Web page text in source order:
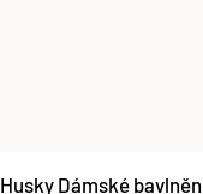
Husky Dámské